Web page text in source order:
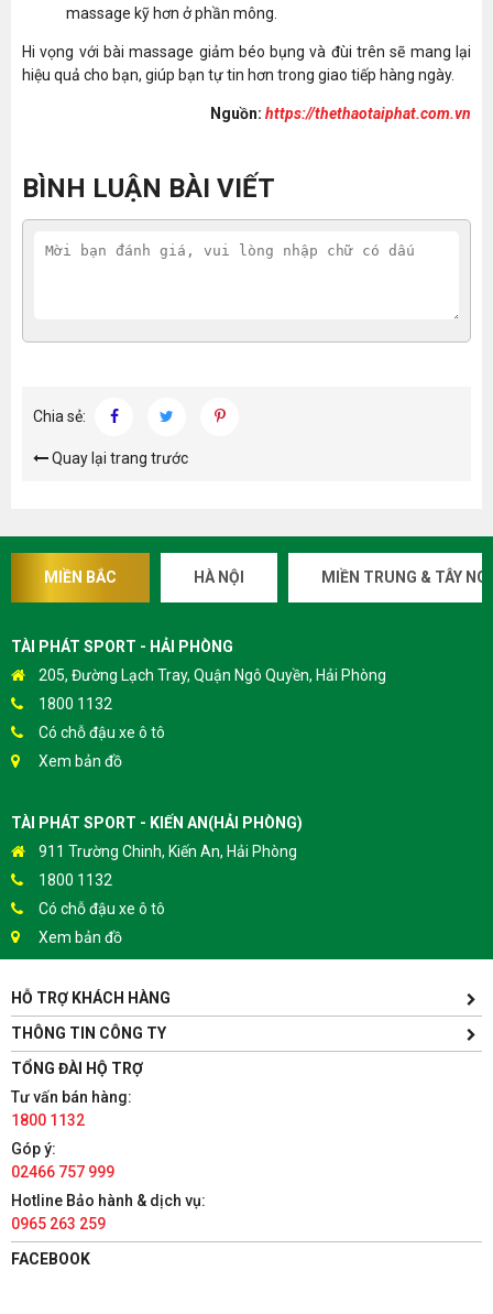
massage kỹ hơn ở phần mông.
Hi vọng với bài massage giảm béo bụng và đùi trên sẽ mang lại
hiệu quả cho bạn, giúp bạn tự tin hơn trong giao tiếp hàng ngày.
Nguồn: https://thethaotaiphat.com.vn
BÌNH LUẬN BÀI VIẾT
Chia sẻ:
Quay lại trang trước
MIỀN BẮC HÀ NỘI MIỀN TRUNG & TÂY
TÀI PHÁT SPORT - HẢI PHÒNG
205, Đường Lạch Tray, Quận Ngô Quyền, Hải Phòng
1800 1132
Có chỗ đậu xe ô tô
Xem bản đồ
TÀI PHÁT SPORT - KIẾN AN(HẢI PHÒNG)
911 Trường Chinh, Kiến An, Hải Phòng
1800 1132
Có chỗ đậu xe ô tô
Xem bản đồ
TÀI PHÁT SPORT - HƯNG YÊN
Yên Lịch, Xã Dân Tiến, Huyện Khoái Châu, Hưng Yên(Gần
Trường ĐH Sư Phạm Kỹ Thuật Hưng Yên cách 300m)
1800 1132
Có chỗ đậu xe ô tô
TÀI PHÁT SPORT - HÀ NAM
86 Châu Cầu, Phường Minh Khai, Thành phố Phủ Lý, Hà Nam
1800 1132
TỔNG ĐÀI HỘ TRỢ
Tư vấn bán hàng:
1800 1132
Góp ý:
02466 757 999
Hotline Bảo hành & dịch vụ:
0965 263 259
HỖ TRỢ KHÁCH HÀNG
THÔNG TIN CÔNG TY
FACEBOOK